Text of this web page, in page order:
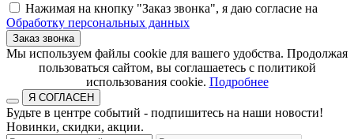
Нажимая на кнопку "Заказ звонка", я даю согласие на
Обработку персональных данных
Заказ звонка
​​​​​​​Мы используем файлы cookie для вашего удобства. Продолжая
пользоваться сайтом, вы соглашаетесь с политикой
использования cookie.​​​​​​​ Подробнее
Я СОГЛАСЕН
Будьте в центре событий - подпишитесь на наши новости!
Новинки, скидки, акции.